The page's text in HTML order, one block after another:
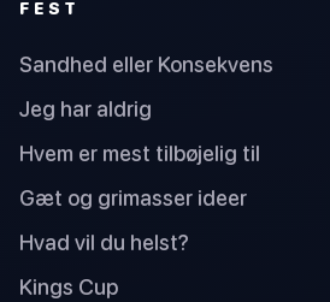
FEST
Sandhed eller Konsekvens
Jeg har aldrig
Hvem er mest tilbøjelig til
Gæt og grimasser ideer
Hvad vil du helst?
Kings Cup